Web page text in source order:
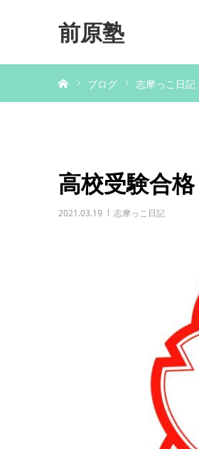
前原塾
ブログ 志摩っこ日記
高校受験合格
2021.03.19 志摩っこ日記